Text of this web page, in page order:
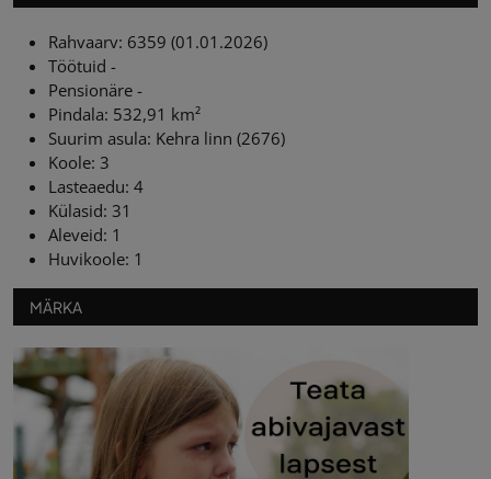
Rahvaarv: 6359 (01.01.2026)
Töötuid -
Pensionäre -
Pindala: 532,91 km²
Suurim asula: Kehra linn (2676)
Koole: 3
Lasteaedu: 4
Külasid: 31
Aleveid: 1
Huvikoole: 1
MÄRKA